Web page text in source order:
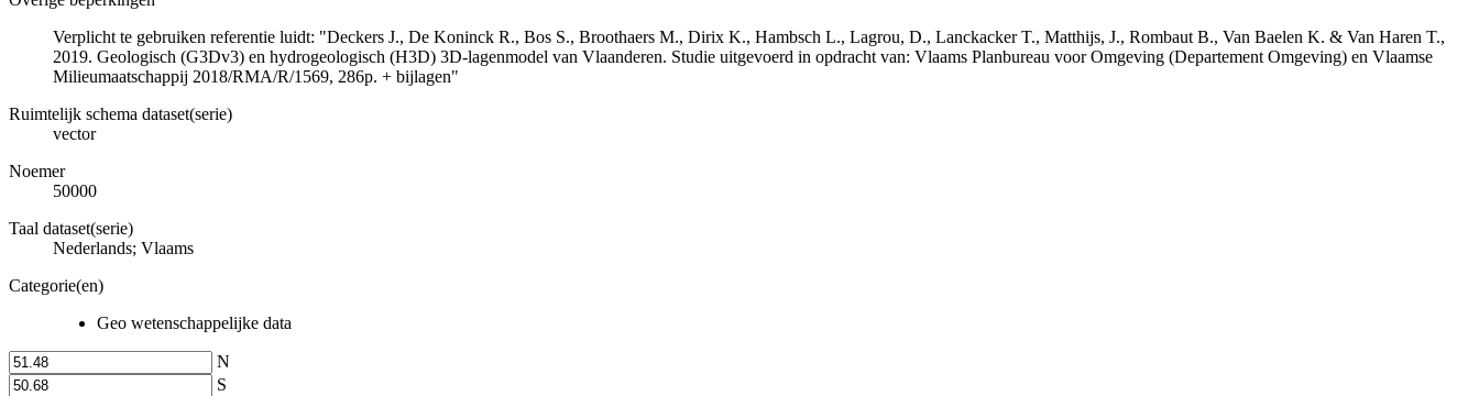
Verplicht te gebruiken referentie luidt: "Deckers J., De Koninck R., Bos S., Broothaers M., Dirix K., Hambsch L., Lagrou, D., Lanckacker T., Matthijs, J., Rombaut B., Van Baelen K. & Van Haren T.,
2019. Geologisch (G3Dv3) en hydrogeologisch (H3D) 3D-lagenmodel van Vlaanderen. Studie uitgevoerd in opdracht van: Vlaams Planbureau voor Omgeving (Departement Omgeving) en Vlaamse
Milieumaatschappij 2018/RMA/R/1569, 286p. + bijlagen"
Ruimtelijk schema dataset(serie)
vector
Noemer
50000
Taal dataset(serie)
Nederlands; Vlaams
Categorie(en)
Geo wetenschappelijke data
N
S